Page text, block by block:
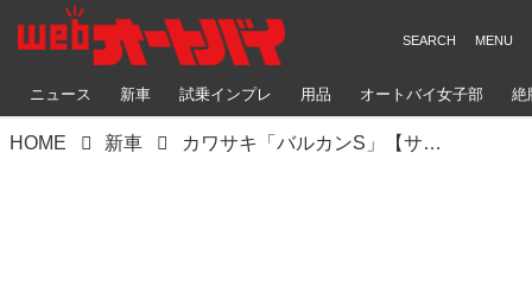
ニュース 新車 試乗インプレ 用品 オートバイ女子部 絶
HOME 新車 カワサキ「バルカンS」【サクッと読める！2026年モデル国産車図鑑】